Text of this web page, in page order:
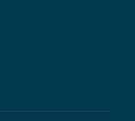
i nytt fönster.